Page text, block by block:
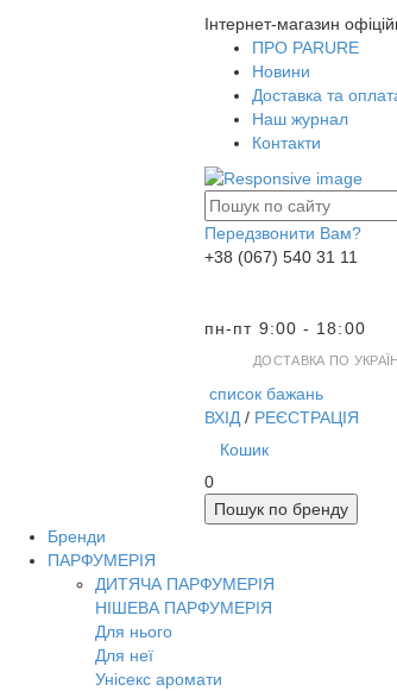
Інтернет-магазин
ПРО PARURE
Новини
Доставка та
Наш журнал
Контакти
Передзвонити Вам?
+38 (067) 540 31 11
пн-пт 9:00 - 18:00
ДОСТАВКА ПО
список бажань
ВХІД / РЕЄСТРАЦІЯ
Кошик
0
Пошук по бренду
Бренди
ПАРФУМЕРІЯ
ДИТЯЧА ПАРФУМЕРІЯ
НІШЕВА ПАРФУМЕРІЯ
Для нього
Для неї
Унісекс аромати